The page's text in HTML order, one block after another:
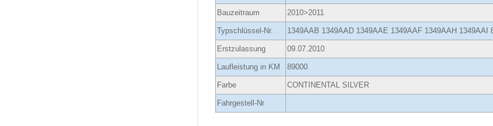
Bauzeitraum 2010>2011
Typschlüssel-Nr. 1349AAB 1349AAD 1349AAE 1349AAF 1349AAH
Erstzulassung 09.07.2010
Laufleistung in KM 89000
Farbe CONTINENTAL SILVER
Fahrgestell-Nr